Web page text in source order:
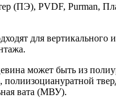
(ПЭ), PVDF, Purman,
для вертикального и
может быть из
вата (МВУ).